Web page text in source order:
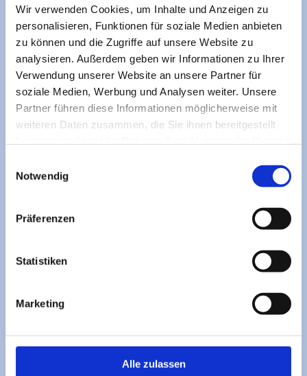
Wir verwenden Cookies, um Inhalte und Anzeigen zu
personalisieren, Funktionen für soziale Medien anbieten
zu können und die Zugriffe auf unsere Website zu
analysieren. Außerdem geben wir Informationen zu Ihrer
Verwendung unserer Website an unsere Partner für
soziale Medien, Werbung und Analysen weiter. Unsere
Partner führen diese Informationen möglicherweise mit
weiteren Daten zusammen, die Sie ihnen bereitgestellt
Notwendig
Präferenzen
Statistiken
Marketing
Alle zulassen
📞 Kontaktieren Sie uns für eine unverbindliche Beratung.
Kontakt